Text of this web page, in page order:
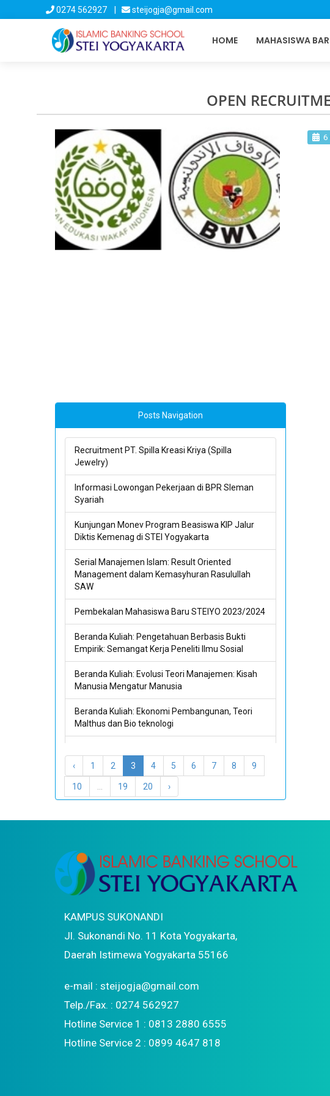
0274 562927 | steijogja@gmail.com
HOME MAHASISWA
OPEN
6
Posts Navigation
Recruitment PT. Spilla Kreasi Kriya (Spilla
Jewelry)
Informasi Lowongan Pekerjaan di BPR Sleman
Syariah
Kunjungan Monev Program Beasiswa KIP Jalur
Diktis Kemenag di STEI Yogyakarta
Serial Manajemen Islam: Result Oriented
Management dalam Kemasyhuran Rasulullah
SAW
Pembekalan Mahasiswa Baru STEIYO 2023/2024
Beranda Kuliah: Pengetahuan Berbasis Bukti
Empirik: Semangat Kerja Peneliti Ilmu Sosial
Beranda Kuliah: Evolusi Teori Manajemen: Kisah
Manusia Mengatur Manusia
Beranda Kuliah: Ekonomi Pembangunan, Teori
Malthus dan Bio teknologi
keputusan Rasional di Tengah Kelangkaan
Seri Manajemen Pendekatan Sistem:
Pendekatan Sistem dalam Sains Reduksionis
‹ 1 2 3 4 5 6 7 8 9
10 19 20 ›
KAMPUS SUKONANDI
Jl. Sukonandi No. 11 Kota Yogyakarta,
Daerah Istimewa Yogyakarta 55166
e-mail : steijogja@gmail.com
Telp./Fax. : 0274 562927
Hotline Service 1 : 0813 2880 6555
Hotline Service 2 : 0899 4647 818